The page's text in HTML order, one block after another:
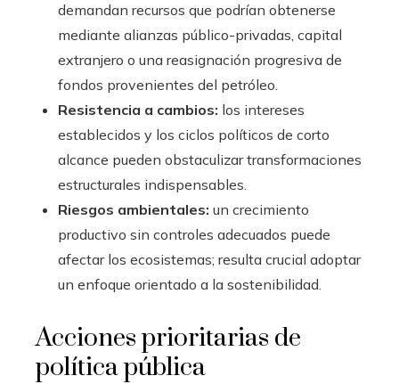
demandan recursos que podrían obtenerse
mediante alianzas público-privadas, capital
extranjero o una reasignación progresiva de
fondos provenientes del petróleo.
Resistencia a cambios: los intereses
establecidos y los ciclos políticos de corto
alcance pueden obstaculizar transformaciones
estructurales indispensables.
Riesgos ambientales: un crecimiento
productivo sin controles adecuados puede
afectar los ecosistemas; resulta crucial adoptar
un enfoque orientado a la sostenibilidad.
Acciones prioritarias de
política pública